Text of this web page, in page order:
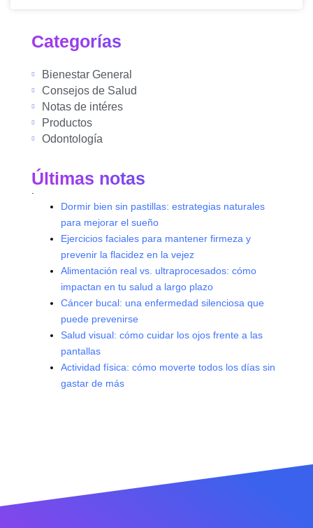
Categorías
Bienestar General
Consejos de Salud
Notas de intéres
Productos
Odontología
Últimas notas
Dormir bien sin pastillas: estrategias naturales
para mejorar el sueño
Ejercicios faciales para mantener firmeza y
prevenir la flacidez en la vejez
Alimentación real vs. ultraprocesados: cómo
impactan en tu salud a largo plazo
Cáncer bucal: una enfermedad silenciosa que
puede prevenirse
Salud visual: cómo cuidar los ojos frente a las
pantallas
Actividad física: cómo moverte todos los días sin
gastar de más